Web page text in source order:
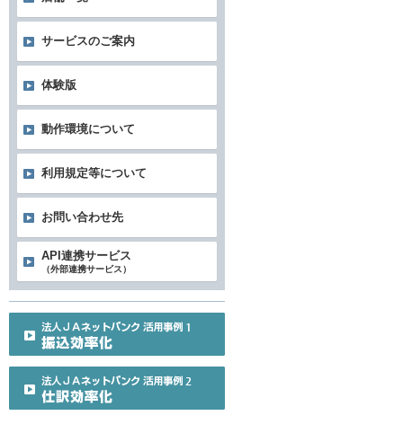
サービスのご案内
体験版
動作環境について
利用規定等について
お問い合わせ先
API連携サービス
（外部連携サービス）